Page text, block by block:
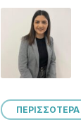
ΠΕΡΙΣΣΟΤΕΡΑ